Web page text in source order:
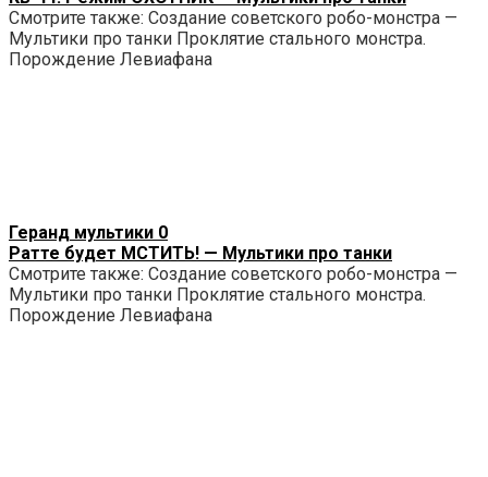
Смотрите также: Создание советского робо-монстра —
Мультики про танки Проклятие стального монстра.
Порождение Левиафана
Геранд мультики 0
Ратте будет МСТИТЬ! — Мультики про танки
Смотрите также: Создание советского робо-монстра —
Мультики про танки Проклятие стального монстра.
Порождение Левиафана